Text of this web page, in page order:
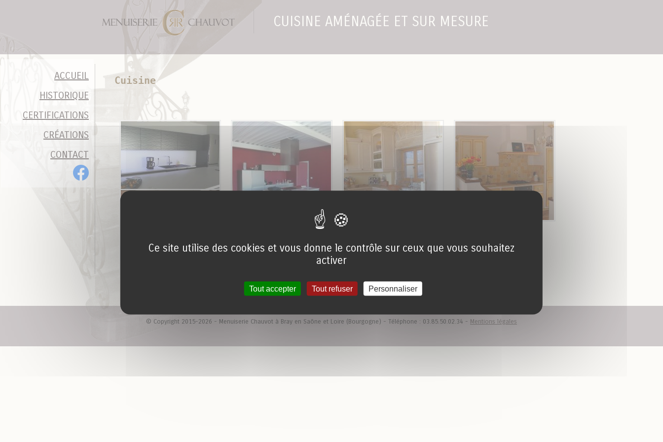
CUISINE AMÉNAGÉE ET SUR MESURE
ACCUEIL
HISTORIQUE
CERTIFICATIONS
CRÉATIONS
CONTACT
Cuisine
© Copyright 2015-2026 - Menuiserie Chauvot à Bray en Saône et Loire (Bourgogne) - Téléphone : 03.85.50.02.34 - Mentions légales
Ce site utilise des cookies et vous donne le contrôle sur ceux que vous souhaitez
activer
Tout accepter Tout refuser Personnaliser